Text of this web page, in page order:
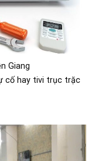
Giang
cố hay tivi trục trặc